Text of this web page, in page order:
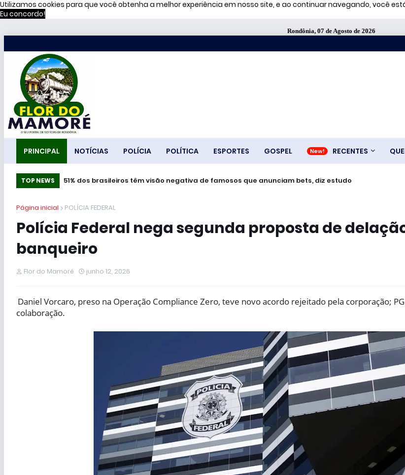
Utilizamos cookies para que você obtenha a melhor experiência em nosso site, e ao continuar navegando, você
Eu concordo!
Rondônia, 07 de Agosto de 2026
PRINCIPAL NOTÍCIAS POLÍCIA POLÍTICA ESPORTES GOSPEL RECENTES
TOP NEWS 51% dos brasileiros têm visão negativa de famosos que anunciam bets, diz estudo
Página inicial POLÍCIA FEDERAL
Polícia Federal nega segunda proposta de
banqueiro
Flor do Mamoré junho 12, 2026
Daniel Vorcaro, preso na Operação Compliance Zero, teve novo acordo rejeitado pela corporação;
colaboração.